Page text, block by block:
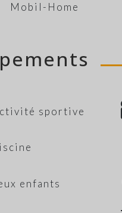
Mobil-Home
sportive
enfants